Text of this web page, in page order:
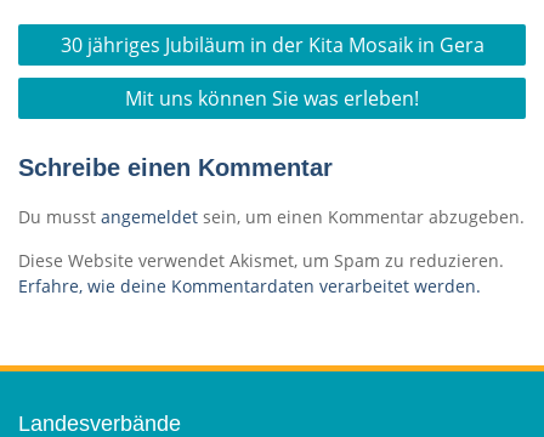
Beitragsnavigation
30 jähriges Jubiläum in der Kita Mosaik in Gera
Mit uns können Sie was erleben!
Schreibe einen Kommentar
Du musst angemeldet sein, um einen Kommentar abzugeben.
Diese Website verwendet Akismet, um Spam zu reduzieren.
Erfahre, wie deine Kommentardaten verarbeitet werden.
Landesverbände